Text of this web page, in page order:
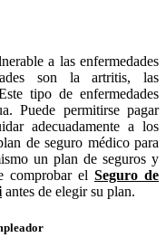
a las enfermedades
son la artritis, las
tipo de enfermedades
Puede permitirse pagar
adecuadamente a los
de seguro médico para
un plan de seguros y
comprobar el Seguro de
antes de elegir su plan.